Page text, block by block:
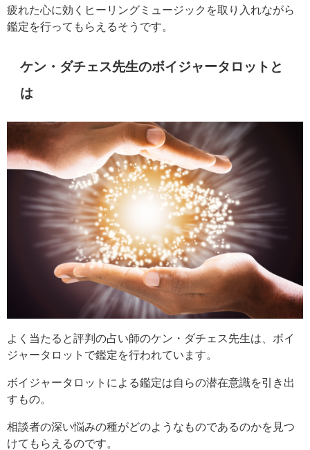
疲れた心に効くヒーリングミュージックを取り入れながら
鑑定を行ってもらえるそうです。
ケン・ダチェス先生のボイジャータロットと
は
よく当たると評判の占い師のケン・ダチェス先生は、ボイ
ジャータロットで鑑定を行われています。
ボイジャータロットによる鑑定は自らの潜在意識を引き出
すもの。
相談者の深い悩みの種がどのようなものであるのかを見つ
けてもらえるのです。